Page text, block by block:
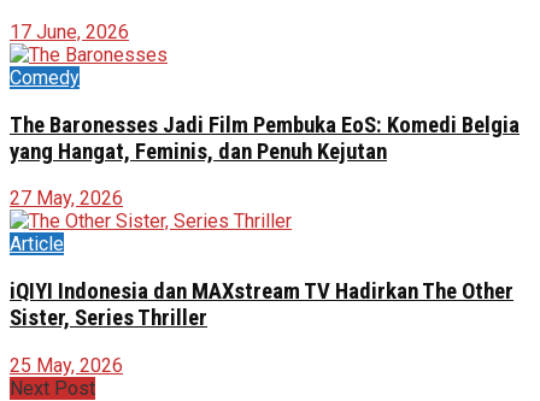
17 June, 2026
Comedy
The Baronesses Jadi Film Pembuka EoS: Komedi Belgia
yang Hangat, Feminis, dan Penuh Kejutan
27 May, 2026
Article
iQIYI Indonesia dan MAXstream TV Hadirkan The Other
Sister, Series Thriller
25 May, 2026
Next Post